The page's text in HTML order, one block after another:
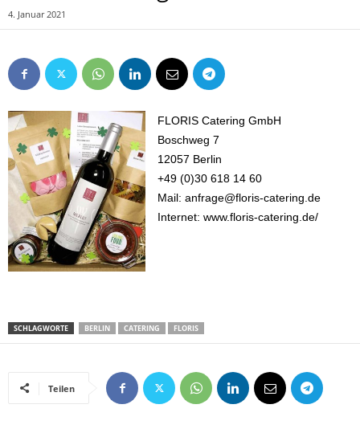
4. Januar 2021
FLORIS Catering GmbH
Boschweg 7
12057 Berlin
+49 (0)30 618 14 60
Mail: anfrage@floris-catering.de
Internet: www.floris-catering.de/
SCHLAGWORTE BERLIN CATERING FLORIS
Teilen